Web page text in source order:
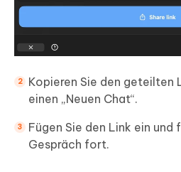
Kopieren Sie den geteilten
einen „Neuen Chat“.
Fügen Sie den Link ein und
Gespräch fort.